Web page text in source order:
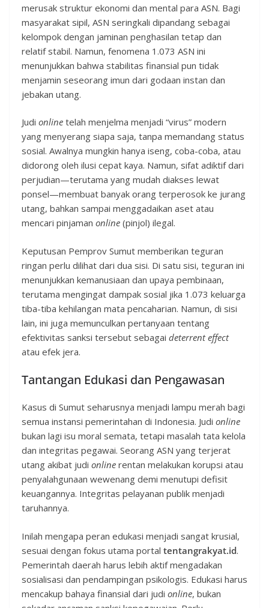
merusak struktur ekonomi dan mental para ASN. Bagi
masyarakat sipil, ASN seringkali dipandang sebagai
kelompok dengan jaminan penghasilan tetap dan
relatif stabil. Namun, fenomena 1.073 ASN ini
menunjukkan bahwa stabilitas finansial pun tidak
menjamin seseorang imun dari godaan instan dan
jebakan utang.
Judi online telah menjelma menjadi “virus” modern
yang menyerang siapa saja, tanpa memandang status
sosial. Awalnya mungkin hanya iseng, coba-coba, atau
didorong oleh ilusi cepat kaya. Namun, sifat adiktif dari
perjudian—terutama yang mudah diakses lewat
ponsel—membuat banyak orang terperosok ke jurang
utang, bahkan sampai menggadaikan aset atau
mencari pinjaman online (pinjol) ilegal.
Keputusan Pemprov Sumut memberikan teguran
ringan perlu dilihat dari dua sisi. Di satu sisi, teguran ini
menunjukkan kemanusiaan dan upaya pembinaan,
terutama mengingat dampak sosial jika 1.073 keluarga
tiba-tiba kehilangan mata pencaharian. Namun, di sisi
lain, ini juga memunculkan pertanyaan tentang
efektivitas sanksi tersebut sebagai deterrent effect
atau efek jera.
Tantangan Edukasi dan Pengawasan
Kasus di Sumut seharusnya menjadi lampu merah bagi
semua instansi pemerintahan di Indonesia. Judi online
bukan lagi isu moral semata, tetapi masalah tata kelola
dan integritas pegawai. Seorang ASN yang terjerat
utang akibat judi online rentan melakukan korupsi atau
penyalahgunaan wewenang demi menutupi defisit
keuangannya. Integritas pelayanan publik menjadi
taruhannya.
Inilah mengapa peran edukasi menjadi sangat krusial,
sesuai dengan fokus utama portal tentangrakyat.id.
Pemerintah daerah harus lebih aktif mengadakan
sosialisasi dan pendampingan psikologis. Edukasi harus
mencakup bahaya finansial dari judi online, bukan